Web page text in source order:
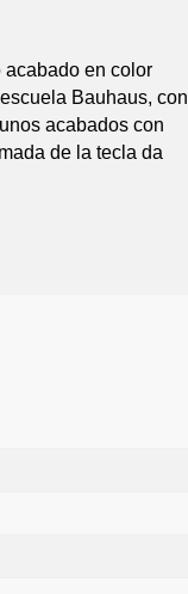
acabado en color
Bauhaus, con
acabados con
de la tecla da